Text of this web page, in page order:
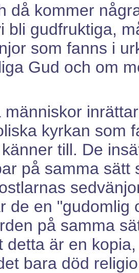
då kommer
bli gudfruktiga,
som fanns i
Gud och om
människor
kyrkan som
till. De
på samma sätt
de en "gudomlig
på samma
detta är en
bara död